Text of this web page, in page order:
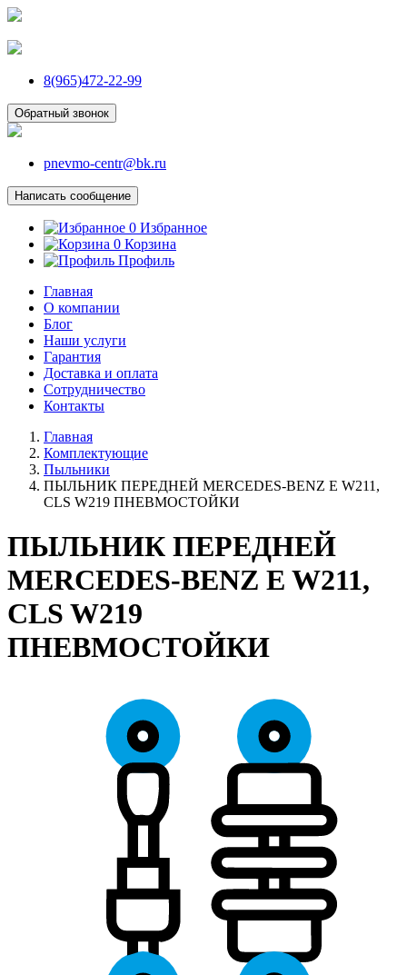
8(965)472-22-99
Обратный звонок
pnevmo-centr@bk.ru
Написать сообщение
0 Избранное
0 Корзина
Профиль
Главная
О компании
Блог
Наши услуги
Гарантия
Доставка и оплата
Сотрудничество
Контакты
Главная
Комплектующие
Пыльники
ПЫЛЬНИК ПЕРЕДНЕЙ MERCEDES-BENZ E W211,
CLS W219 ПНЕВМОСТОЙКИ
ПЫЛЬНИК ПЕРЕДНЕЙ
MERCEDES-BENZ E W211,
CLS W219
ПНЕВМОСТОЙКИ